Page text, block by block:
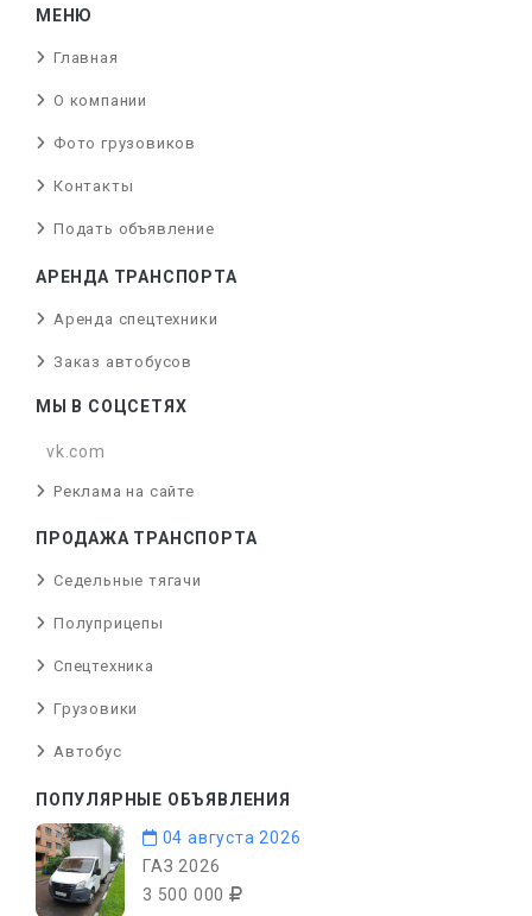
МЕНЮ
Главная
О компании
Фото грузовиков
Контакты
Подать объявление
АРЕНДА ТРАНСПОРТА
Аренда спецтехники
Заказ автобусов
МЫ В СОЦСЕТЯХ
vk.com
Реклама на сайте
ПРОДАЖА ТРАНСПОРТА
Седельные тягачи
Полуприцепы
Спецтехника
Грузовики
Автобус
ПОПУЛЯРНЫЕ ОБЪЯВЛЕНИЯ
04 августа 2026
ГАЗ 2026
3 500 000